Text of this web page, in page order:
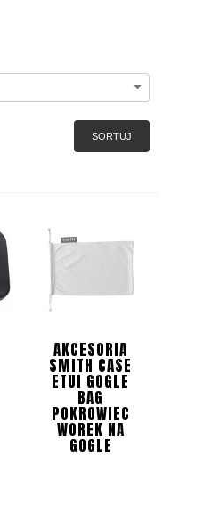
SORTUJ
AKCESORIA
SMITH CASE
ETUI GOGLE
BAG
POKROWIEC
WOREK NA
GOGLE